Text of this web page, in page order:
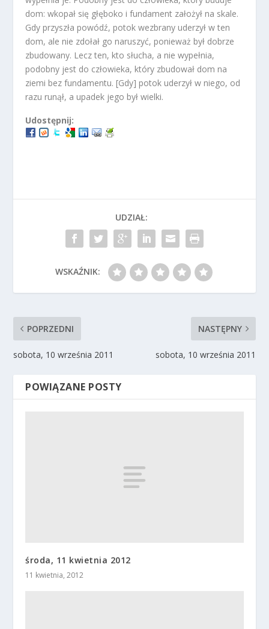
dom: wkopał się głęboko i fundament założył na skale.
Gdy przyszła powódź, potok wezbrany uderzył w ten
dom, ale nie zdołał go naruszyć, ponieważ był dobrze
zbudowany. Lecz ten, kto słucha, a nie wypełnia,
podobny jest do człowieka, który zbudował dom na
ziemi bez fundamentu. [Gdy] potok uderzył w niego, od
razu runął, a upadek jego był wielki.
Udostępnij:
UDZIAŁ:
WSKAŹNIK:
POPRZEDNI
sobota, 10 września 2011
NASTĘPNY
sobota, 10 września 2011
POWIĄZANE POSTY
środa, 11 kwietnia 2012
11 kwietnia, 2012